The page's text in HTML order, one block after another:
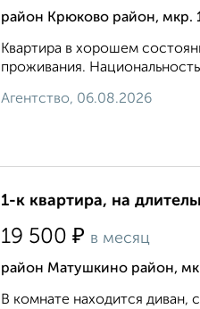
район Крюково район, мкр.
Квартира в хорошем
проживания.
Агентство, 06.08.2026
1-к квартира, на
19 500 ₽ в месяц
район Матушкино район,
В комнате находится диван,